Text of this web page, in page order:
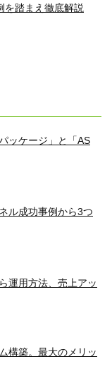
を踏まえ徹底解説
ッケージ」と「AS
ル成功事例から3つ
運用方法、売上アッ
構築。最大のメリッ